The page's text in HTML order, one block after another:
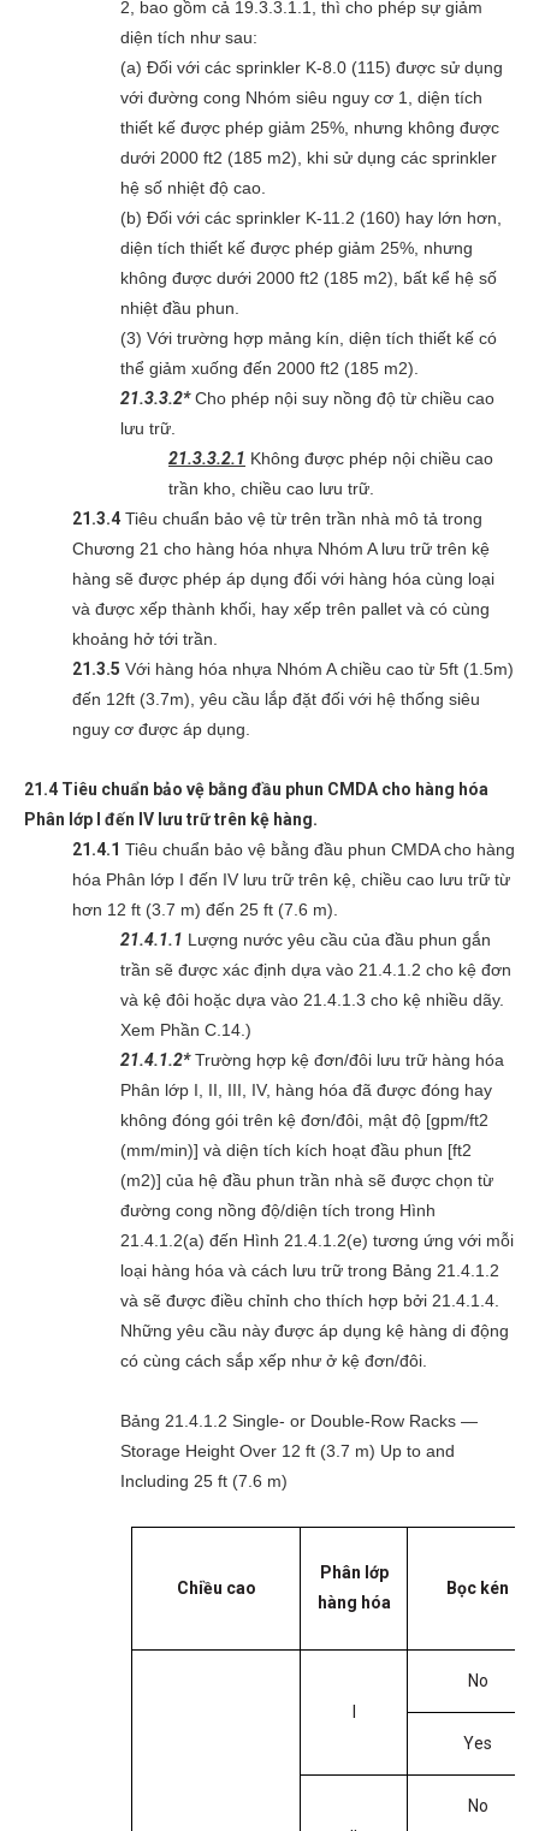
2, bao gồm cả 19.3.3.1.1, thì cho phép sự giảm
diện tích như sau:
(a) Đối với các sprinkler K-8.0 (115) được sử dụng
với đường cong Nhóm siêu nguy cơ 1, diện tích
thiết kế được phép giảm 25%, nhưng không được
dưới 2000 ft2 (185 m2), khi sử dụng các sprinkler
hệ số nhiệt độ cao.
(b) Đối với các sprinkler K-11.2 (160) hay lớn hơn,
diện tích thiết kế được phép giảm 25%, nhưng
không được dưới 2000 ft2 (185 m2), bất kể hệ số
nhiệt đầu phun.
(3) Với trường hợp mảng kín, diện tích thiết kế có
thể giảm xuống đến 2000 ft2 (185 m2).
21.3.3.2*Cho phép nội suy nồng độ từ chiều cao
lưu trữ.
21.3.3.2.1 Không được phép nội chiều cao
trần kho, chiều cao lưu trữ.
21.3.4 Tiêu chuẩn bảo vệ từ trên trần nhà mô tả trong
Chương 21 cho hàng hóa nhựa Nhóm A lưu trữ trên kệ
hàng sẽ được phép áp dụng đối với hàng hóa cùng loại
và được xếp thành khối, hay xếp trên pallet và có cùng
khoảng hở tới trần.
21.3.5 Với hàng hóa nhựa Nhóm A chiều cao từ 5ft (1.5m)
đến 12ft (3.7m), yêu cầu lắp đặt đối với hệ thống siêu
nguy cơ được áp dụng.
21.4 Tiêu chuẩn bảo vệ bằng đầu phun CMDA cho hàng hóa
Phân lớp I đến IV lưu trữ trên kệ hàng.
21.4.1 Tiêu chuẩn bảo vệ bằng đầu phun CMDA cho hàng
hóa Phân lớp I đến IV lưu trữ trên kệ, chiều cao lưu trữ từ
hơn 12 ft (3.7 m) đến 25 ft (7.6 m).
21.4.1.1 Lượng nước yêu cầu của đầu phun gắn
trần sẽ được xác định dựa vào 21.4.1.2 cho kệ đơn
và kệ đôi hoặc dựa vào 21.4.1.3 cho kệ nhiều dãy.
Xem Phần C.14.)
21.4.1.2*Trường hợp kệ đơn/đôi lưu trữ hàng hóa
Phân lớp I, II, III, IV, hàng hóa đã được đóng hay
không đóng gói trên kệ đơn/đôi, mật độ [gpm/ft2
(mm/min)] và diện tích kích hoạt đầu phun [ft2
(m2)] của hệ đầu phun trần nhà sẽ được chọn từ
đường cong nồng độ/diện tích trong Hình
21.4.1.2(a) đến Hình 21.4.1.2(e) tương ứng với mỗi
loại hàng hóa và cách lưu trữ trong Bảng 21.4.1.2
và sẽ được điều chỉnh cho thích hợp bởi 21.4.1.4.
Những yêu cầu này được áp dụng kệ hàng di động
có cùng cách sắp xếp như ở kệ đơn/đôi.
Bảng 21.4.1.2 Single- or Double-Row Racks —
Storage Height Over 12 ft (3.7 m) Up to and
Including 25 ft (7.6 m)
Chiều cao
Phân lớp
hàng hóa
Bọc kén
No
Yes
No